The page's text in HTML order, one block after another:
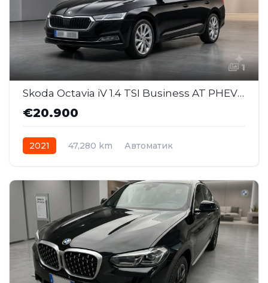
1
Skoda Octavia iV 1.4 TSI Business AT PHEV (MMJ055 )
€20.900
2021 47,280 km
Автоматик